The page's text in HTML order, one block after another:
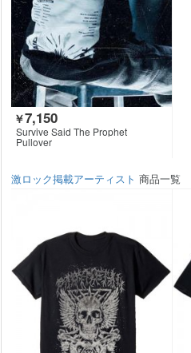
￥7,150
Survive Said The Prophet
Pullover
激ロック掲載アーティスト 商品一覧